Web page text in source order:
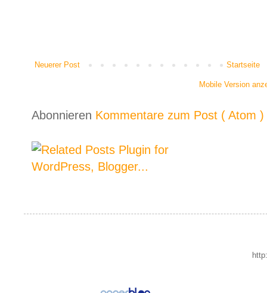
Neuerer Post Startseite
Mobile Version
Abonnieren Kommentare zum Post ( Atom )